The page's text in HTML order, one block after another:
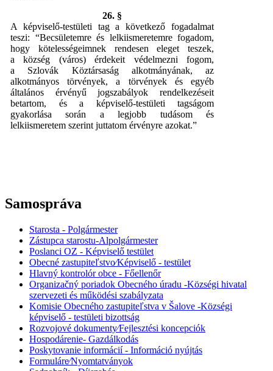
26. §
A képviselő-testületi tag a következő fogadalmat
teszi: “Becsületemre és lelkiismeretemre fogadom,
hogy kötelességeimnek rendesen eleget teszek,
a község (város) érdekeit védelmezni fogom,
a Szlovák Köztársaság alkotmányának, az
alkotmányos törvények, a törvények és egyéb
általános érvényű jogszabályok rendelkezéseit
betartom, és a képviselő-testületi tagságom
gyakorlása során a legjobb tudásom és
lelkiismeretem szerint juttatom érvényre azokat.”
Samospráva
Starosta - Polgármester
Zástupca starostu-Alpolgármester
Poslanci OZ - Képviselő testület
Obecné zastupiteľstvo⁄Képviselő - testület
Hlavný kontrolór obce - Főellenőr
Organizačný poriadok Obecného úradu -Községi hivatal
szervezeti és működési szabályzata
Komisie Obecného zastupiteľstva v Šalove -Községi
képviselő - testületi bizottság
Rozvojové dokumenty⁄Fejlesztési koncepciók
Hospodárenie- Gazdálkodás
Poskytovanie informácií - Információ nyújtás
Formuláre⁄Nyomtatványok